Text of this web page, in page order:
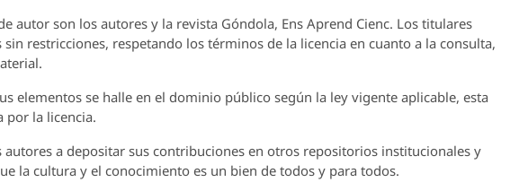
autor son los autores y la revista Góndola, Ens Aprend Cienc. Los titulares
restricciones, respetando los términos de la licencia en cuanto a la consulta,
elementos se halle en el dominio público según la ley vigente aplicable, esta
por la licencia.
a depositar sus contribuciones en otros repositorios institucionales y
la cultura y el conocimiento es un bien de todos y para todos.